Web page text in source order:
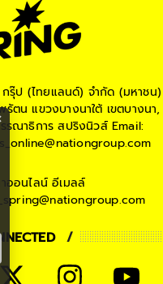
ควิด-19 #
รณ์โควิดวันนี้
ประเทศ #world
รุ๊ป (ไทยแลนด์) จำกัด (มหาชน)
พรัตน แขวงบางนาใต้ เขตบางน
รณาธิการ สปริงนิวส์Email:
ออนไลน์ อีเมลล์